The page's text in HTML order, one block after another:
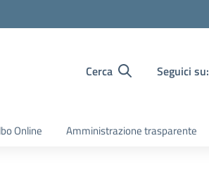
Cerca Seguici su:
Online Amministrazione trasparente